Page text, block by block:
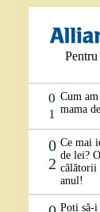
0
1
Cum
mama
0
2
Ce mai
de lei?
călătorii
anul!
Poți să-i